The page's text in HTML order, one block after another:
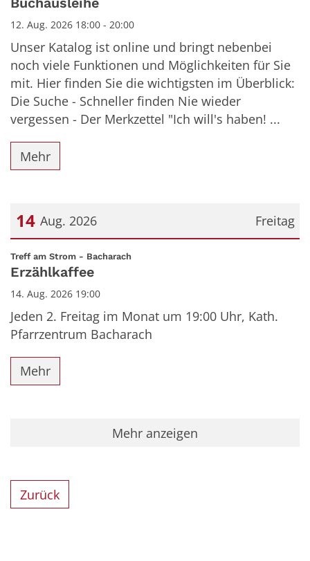
12. Aug. 2026 18:00 - 20:00
Unser Katalog ist online und bringt nebenbei
noch viele Funktionen und Möglichkeiten für Sie
mit. Hier finden Sie die wichtigsten im Überblick:
Die Suche - Schneller finden Nie wieder
vergessen - Der Merkzettel "Ich will's haben! ...
Mehr
Freitag
14 Aug. 2026
Datum: 14. August 2026
Treff am Strom - Bacharach
Erzählkaffee
14. Aug. 2026 19:00
Jeden 2. Freitag im Monat um 19:00 Uhr, Kath.
Pfarrzentrum Bacharach
Mehr
Mehr anzeigen
Zurück